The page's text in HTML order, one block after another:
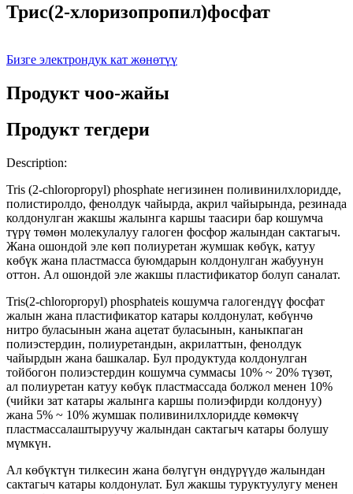
Трис(2-хлоризопропил)фосфат
Бизге электрондук кат жөнөтүү
Продукт чоо-жайы
Продукт тегдери
Description:
Tris (2-chloropropyl) phosphate негизинен поливинилхлоридде,
полистиролдо, фенолдук чайырда, акрил чайырында, резинада
колдонулган жакшы жалынга каршы таасири бар кошумча
түрү төмөн молекулалуу галоген фосфор жалындан сактагыч.
Жана ошондой эле көп полиуретан жумшак көбүк, катуу
көбүк жана пластмасса буюмдарын колдонулган жабуунун
оттон. Ал ошондой эле жакшы пластификатор болуп саналат.
Tris(2-chloropropyl) phosphateis кошумча галогендүү фосфат
жалын жана пластификатор катары колдонулат, көбүнчө
нитро буласынын жана ацетат буласынын, каныкпаган
полиэстердин, полиуретандын, акрилаттын, фенолдук
чайырдын жана башкалар. Бул продуктуда колдонулган
тойбогон полиэстердин кошумча суммасы 10% ~ 20% түзөт,
ал полиуретан катуу көбүк пластмассада болжол менен 10%
(чийки зат катары жалынга каршы полиэфирди колдонуу)
жана 5% ~ 10% жумшак поливинилхлоридде көмөкчү
пластмассалаштыруучу жалындан сактагыч катары болушу
мүмкүн.
Ал көбүктүн тилкесин жана бөлүгүн өндүрүүдө жалындан
сактагыч катары колдонулат. Бул жакшы туруктуулугу менен